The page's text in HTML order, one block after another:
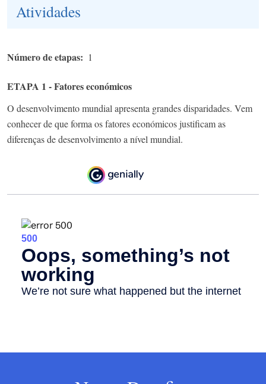
Atividades
Número de etapas 1
ETAPA 1 - Fatores económicos
O desenvolvimento mundial apresenta grandes disparidades. Vem
conhecer de que forma os fatores económicos justificam as
diferenças de desenvolvimento a nível mundial.